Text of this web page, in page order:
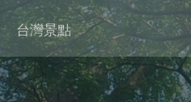
台灣景點